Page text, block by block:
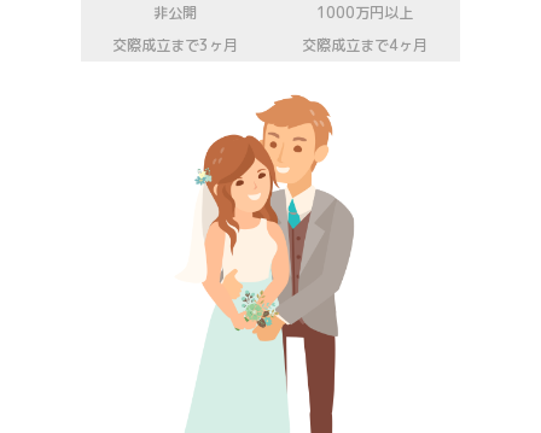
非公開
1000万円以上
交際成立まで3ヶ月
交際成立まで4ヶ月